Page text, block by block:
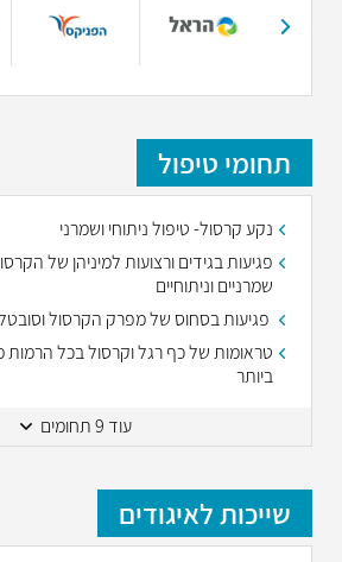
תחומי טיפול
נקע קרסול- טיפול ניתוחי ושמרני
פגיעות בגידים ורצועות למיניהן של
שמרניים וניתוחיים
פגיעות בסחוס של מפרק הקרסול
טראומות של כף רגל וקרסול בכל
ביותר
עוד 9 תחומים
שייכות לאיגודים